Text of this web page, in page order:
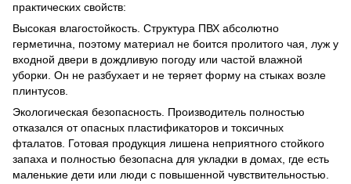
практических свойств:
Высокая влагостойкость. Структура ПВХ абсолютно
герметична, поэтому материал не боится пролитого чая, луж у
входной двери в дождливую погоду или частой влажной
уборки. Он не разбухает и не теряет форму на стыках возле
плинтусов.
Экологическая безопасность. Производитель полностью
отказался от опасных пластификаторов и токсичных
фталатов. Готовая продукция лишена неприятного стойкого
запаха и полностью безопасна для укладки в домах, где есть
маленькие дети или люди с повышенной чувствительностью.